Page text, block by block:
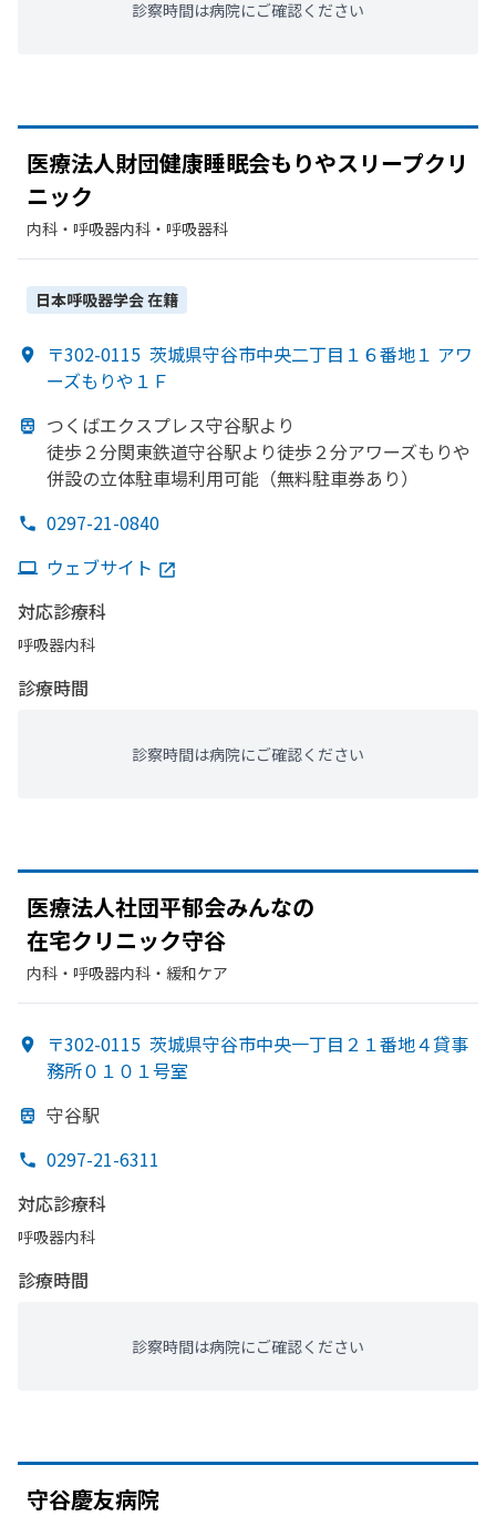
診察時間は病院にご確認ください
医療法人財団健康睡眠会もりやスリープクリ
ニック
内科・​呼吸器内科・​呼吸器科
日本呼吸器学会在籍
〒302-0115 茨城県守谷市中央二丁目１６番地１ アワ
ーズもりや１Ｆ
つくばエクスプレス守谷駅より
徒歩２分関東鉄道守谷駅より徒歩２分アワーズもりや
併設の立体駐車場利用可能 （無料駐車券あり）
0297-21-0840
ウェブサイト
対応診療科
呼吸器内科
診療時間
診察時間は病院にご確認ください
医療法人社団平郁会みんなの
在宅クリニック守谷
内科・​呼吸器内科・​緩和ケア
〒302-0115 茨城県守谷市中央一丁目２１番地４貸事
務所０１０１号室
守谷駅
0297-21-6311
対応診療科
呼吸器内科
診療時間
診察時間は病院にご確認ください
守谷慶友病院